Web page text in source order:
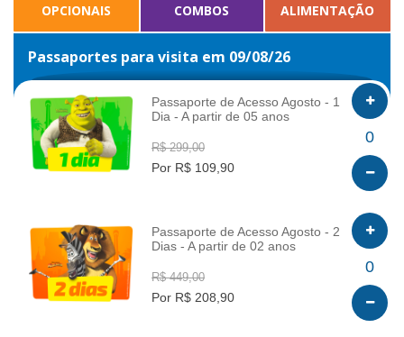
OPCIONAIS COMBOS ALIMENTAÇÃO
Passaportes para visita em 09/08/26
INFO
Passaporte de Acesso Agosto - 1
Dia - A partir de 05 anos
R$ 299,00
Por R$ 109,90
0
INFO
Passaporte de Acesso Agosto - 2
Dias - A partir de 02 anos
R$ 449,00
Por R$ 208,90
0